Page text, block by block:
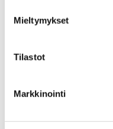
Mieltymykset
Tilastot
Markkinointi
Kaupunki saa talvisin
puistoihin auratuista
rajoittaa esimerkiksi